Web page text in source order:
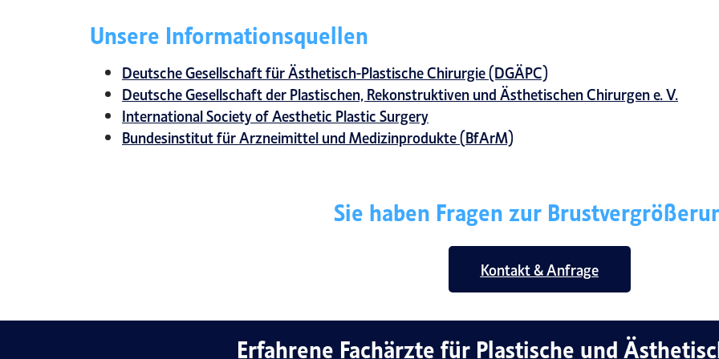
Unsere Informationsquellen
Deutsche Gesellschaft für Ästhetisch-Plastische Chirurgie (DGÄPC)
Deutsche Gesellschaft der Plastischen, Rekonstruktiven und Ästhetischen Chirurgen e. V.
International Society of Aesthetic Plastic Surgery
Bundesinstitut für Arzneimittel und Medizinprodukte (BfArM)
Sie haben Fragen zur
Kontakt & Anfrage
Erfahrene Fachärzte für Plastische und